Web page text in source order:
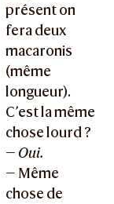
présent on
fera deux
macaronis
(même
longueur).
C’est la même
chose lourd ?
— Oui.
— Même
chose de